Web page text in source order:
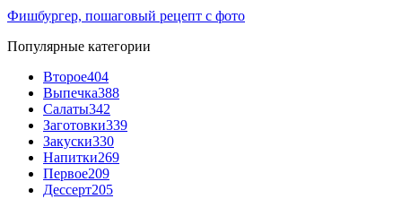
Фишбургер, пошаговый рецепт с фото
Популярные категории
Второе404
Выпечка388
Салаты342
Заготовки339
Закуски330
Напитки269
Первое209
Дессерт205